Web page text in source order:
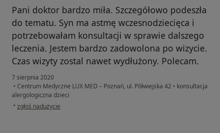
Pani doktor bardzo miła. Szczegółowo podeszła
do tematu. Syn ma astmę wczesnodziecięca i
potrzebowałam konsultacji w sprawie dalszego
leczenia. Jestem bardzo zadowolona po wizycie.
Czas wizyty zostal nawet wydłużony. Polecam.
7 sierpnia 2020
• Centrum Medyczne LUX MED – Poznań, ul. Półwiejska 42 • konsultacja
alergologiczna dzieci
• w opinii użytkownika Konto zostało usunięte
zgłoś nadużycie